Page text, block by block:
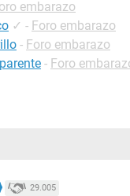
embarazo
✓ - Foro embarazo
- Foro embarazo
- Foro
29.005